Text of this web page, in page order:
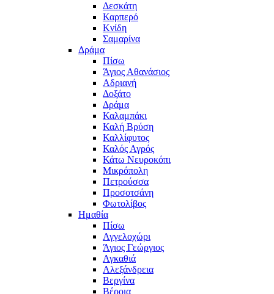
Δεσκάτη
Καρπερό
Κνίδη
Σαμαρίνα
Δράμα
Πίσω
Άγιος Αθανάσιος
Αδριανή
Δοξάτο
Δράμα
Καλαμπάκι
Καλή Βρύση
Καλλίφυτος
Καλός Αγρός
Κάτω Νευροκόπι
Μικρόπολη
Πετρούσσα
Προσοτσάνη
Φωτολίβος
Ημαθία
Πίσω
Αγγελοχώρι
Άγιος Γεώργιος
Αγκαθιά
Αλεξάνδρεια
Βεργίνα
Βέροια